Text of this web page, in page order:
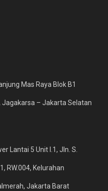
Mas Raya Blok B1
Jagakarsa – Jakarta Selatan
Lantai 5 Unit I.1, Jln. S.
RW.004, Kelurahan
Jakarta Barat